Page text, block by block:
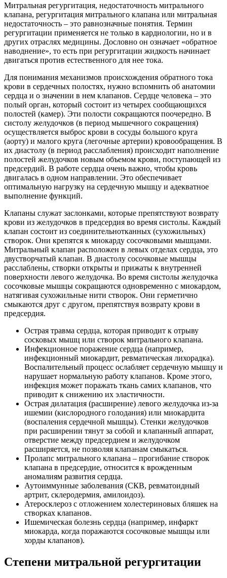
Митральная регургитация, недостаточность митрального
клапана, регургитация митрального клапана или митральная
недостаточность – это равнозначные понятия. Термин
регургитации применяется не только в кардиологии, но и в
других отраслях медицины. Дословно он означает «обратное
наводнение», то есть при регургитации жидкость начинает
двигаться против естественного для нее тока.
Для понимания механизмов происхождения обратного тока
крови в сердечных полостях, нужно вспомнить об анатомии
сердца и о значении в нем клапанов. Сердце человека – это
полый орган, который состоит из четырех сообщающихся
полостей (камер). Эти полости сокращаются поочередно. В
систолу желудочков (в период мышечного сокращения)
осуществляется выброс крови в сосуды большого круга
(аорту) и малого круга (легочные артерии) кровообращения. В
их диастолу (в период расслабления) происходит наполнение
полостей желудочков новым объемом крови, поступающей из
предсердий. В работе сердца очень важно, чтобы кровь
двигалась в одном направлении. Это обеспечивает
оптимальную нагрузку на сердечную мышцу и адекватное
выполнение функций.
Клапаны служат заслонками, которые препятствуют возврату
крови из желудочков в предсердия во время систолы. Каждый
клапан состоит из соединительнотканных (сухожильных)
створок. Они крепятся к миокарду сосочковыми мышцами.
Митральный клапан расположен в левых отделах сердца, это
двустворчатый клапан. В диастолу сосочковые мышцы
расслаблены, створки открыты и прижаты к внутренней
поверхности левого желудочка. Во время систолы желудочка
сосочковые мышцы сокращаются одновременно с миокардом,
натягивая сухожильные нити створок. Они герметично
смыкаются друг с другом, препятствуя возврату крови в
предсердия.
Острая травма сердца, которая приводит к отрыву
сосковых мышц или створок митрального клапана.
Инфекционное поражение сердца (например,
инфекционный миокардит, ревматическая лихорадка).
Воспалительный процесс ослабляет сердечную мышцу и
нарушает нормальную работу клапанов. Кроме этого,
инфекция может поражать ткань самих клапанов, что
приводит к снижению их эластичности.
Острая дилатация (расширение) левого желудочка из-за
ишемии (кислородного голодания) или миокардита
(воспаления сердечной мышцы). Стенки желудочков
при расширении тянут за собой и клапанный аппарат,
отверстие между предсердием и желудочком
расширяется, не позволяя клапанам смыкаться.
Пролапс митрального клапана – прогибание створок
клапана в предсердие, относится к врожденным
аномалиям развития сердца.
Аутоиммунные заболевания (СКВ, ревматоидный
артрит, склеродермия, амилоидоз).
Атеросклероз с отложением холестериновых бляшек на
створках клапанов.
Ишемическая болезнь сердца (например, инфаркт
миокарда, когда поражаются сосочковые мышцы или
хорды клапанов).
Степени митральной регургитации